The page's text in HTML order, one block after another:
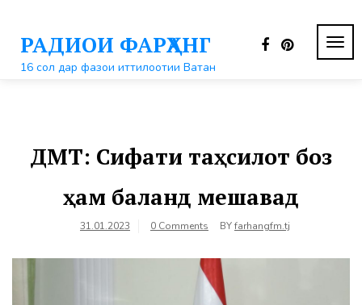
контентуРАДИОИ ФАРҲАНГ
16 сол дар фазои иттилоотии Ватан
ДМТ: Сифати таҳсилот боз
ҳам баланд мешавад
31.01.2023 0 Comments BYfarhangfm.tj